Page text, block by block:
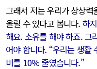
그래서 저는 우리가 상상
올릴 수 있다고 봅니다. 하
해요. 소유를 해야 하죠. 그
어야 합니다. “우리는 생활
비를 10% 줄였습니다.”